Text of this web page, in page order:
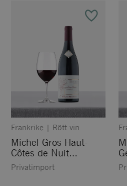
Frankrike | Rött vin
Michel Gros Haut-
Côtes de Nuit
Fontaine St. Martin
Monopole
Privatimport